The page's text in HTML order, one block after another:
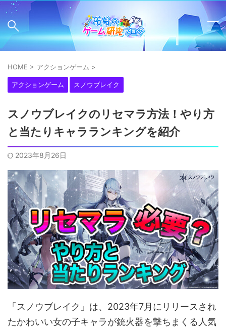
HOME > アクションゲーム >
アクションゲーム スノウブレイク
スノウブレイクのリセマラ方法！やり方
と当たりキャラランキングを紹介
2023年8月26日
「スノウブレイク」は、2023年7月にリリースされ
たかわいい女の子キャラが銃火器を撃ちまくる人気